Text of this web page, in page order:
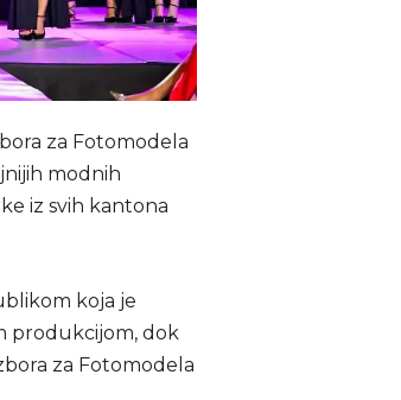
za Fotomodela
modnih
iz svih kantona
koja je
produkcijom, dok
za Fotomodela